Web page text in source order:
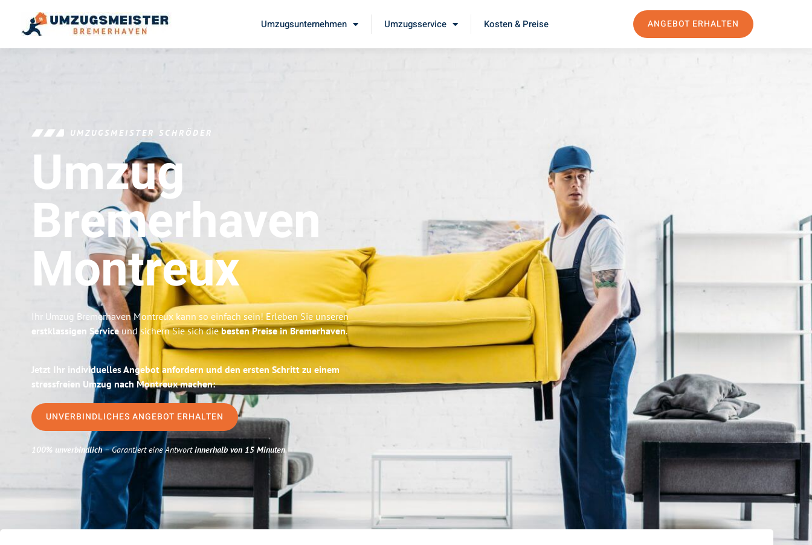
Umzugsunternehmen Umzugsservice Kosten & Preise ANGEBOT ERHALTEN
UMZUGSMEISTER SCHRÖDER
Umzug
Bremerhaven
Montreux
Ihr Umzug Bremerhaven Montreux kann so einfach sein! Erleben Sie unseren
erstklassigen Serviceund sichern Sie sich diebesten Preise in Bremerhaven.
Jetzt Ihr individuelles Angebot anfordern und den ersten Schritt zu einem
stressfreien Umzug nach Montreux machen:
UNVERBINDLICHES ANGEBOT ERHALTEN
100% unverbindlich– Garantiert eine Antwortinnerhalb von 15 Minuten.